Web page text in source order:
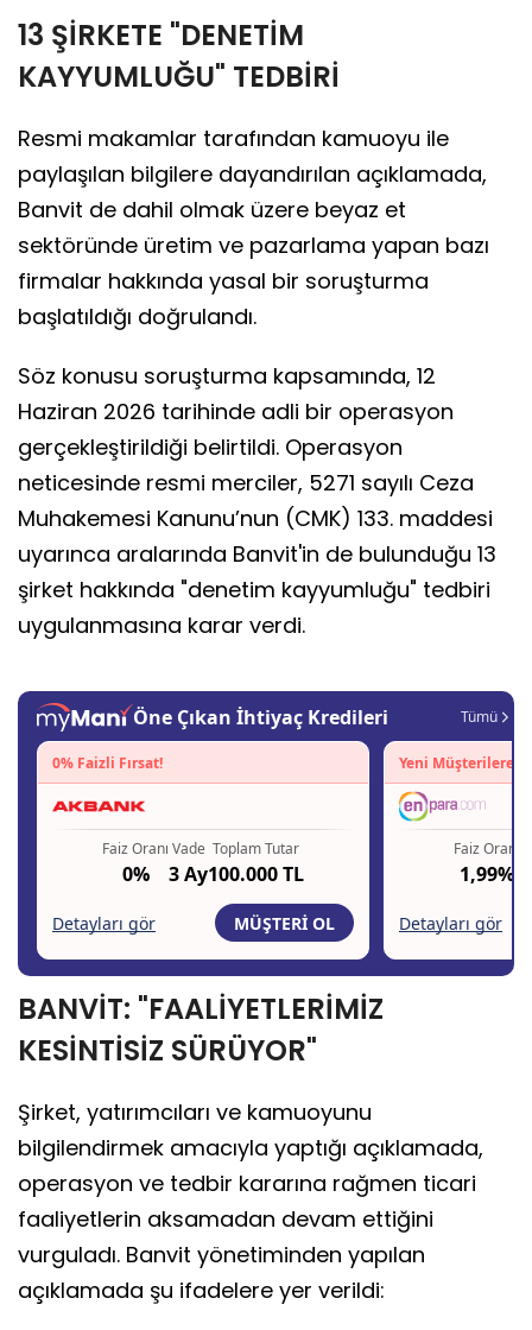
13 ŞİRKETE "DENETİM
KAYYUMLUĞU" TEDBİRİ
Resmi makamlar tarafından kamuoyu ile
paylaşılan bilgilere dayandırılan açıklamada,
Banvit de dahil olmak üzere beyaz et
sektöründe üretim ve pazarlama yapan bazı
firmalar hakkında yasal bir soruşturma
başlatıldığı doğrulandı.
Söz konusu soruşturma kapsamında, 12
Haziran 2026 tarihinde adli bir operasyon
gerçekleştirildiği belirtildi. Operasyon
neticesinde resmi merciler, 5271 sayılı Ceza
Muhakemesi Kanunu’nun (CMK) 133. maddesi
uyarınca aralarında Banvit'in de bulunduğu 13
şirket hakkında "denetim kayyumluğu" tedbiri
uygulanmasına karar verdi.
BANVİT: "FAALİYETLERİMİZ
KESİNTİSİZ SÜRÜYOR"
Şirket, yatırımcıları ve kamuoyunu
bilgilendirmek amacıyla yaptığı açıklamada,
operasyon ve tedbir kararına rağmen ticari
faaliyetlerin aksamadan devam ettiğini
vurguladı. Banvit yönetiminden yapılan
açıklamada şu ifadelere yer verildi: